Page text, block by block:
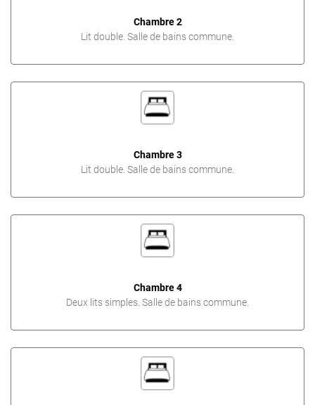
Chambre 2
Lit double. Salle de bains commune.
Chambre 3
Lit double. Salle de bains commune.
Chambre 4
Deux lits simples. Salle de bains commune.